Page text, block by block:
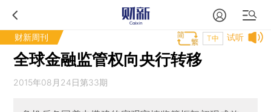
财新周刊 试听
T中
全球金融监管权向央行转移
2015年08月24日第33期